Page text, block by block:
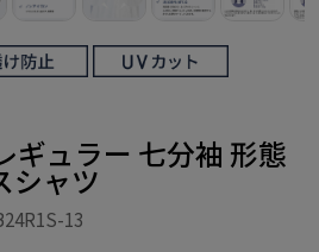
ギュラー 七分袖 形態
シャツ
13